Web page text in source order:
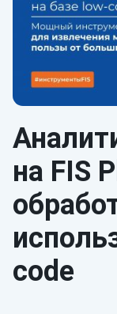
на FIS
code